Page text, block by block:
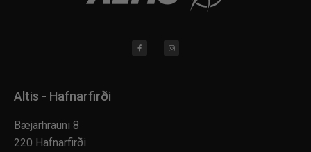
Altis - Hafnarfirði
Bæjarhrauni 8
220 Hafnarfirði